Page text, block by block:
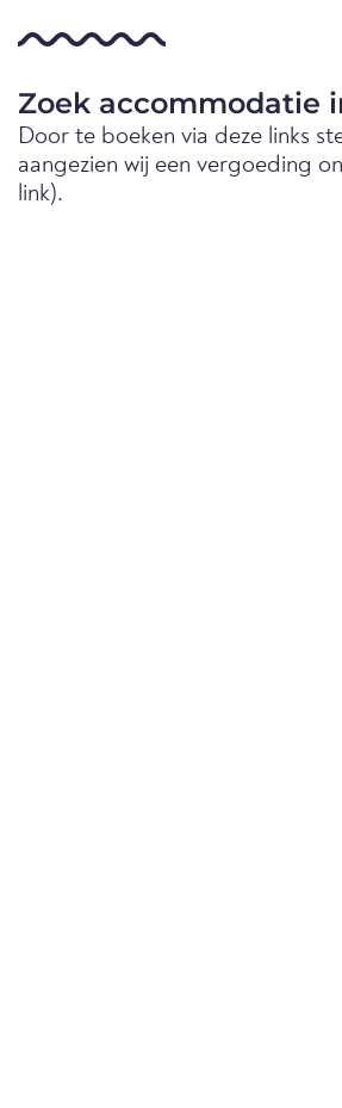
Zoek accommodatie
Door te boeken via deze links
aangezien wij een vergoeding
link).